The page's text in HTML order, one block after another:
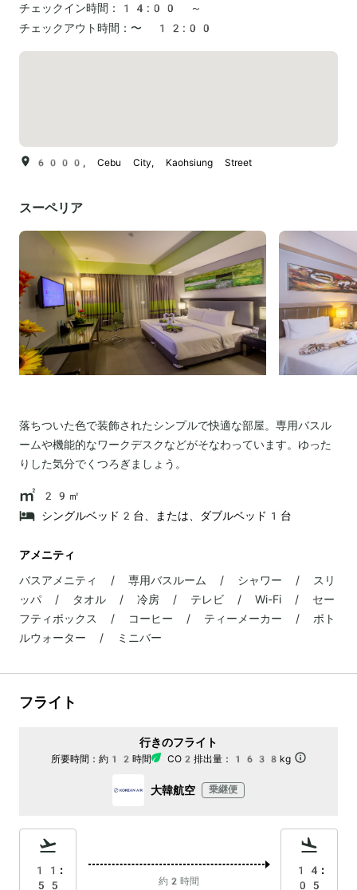
チェックイン時間：
14:00 ～
チェックアウト時間： 〜 12:00
6000, Cebu City, Kaohsiung Street
スーペリア
落ちついた色で装飾されたシンプルで快適な部屋。専用バスル
ームや機能的なワークデスクなどがそなわっています。ゆった
りした気分でくつろぎましょう。
29㎡
シングルベッド2台、または、ダブルベッド1台
アメニティ
バスアメニティ / 専用バスルーム / シャワー / スリ
ッパ / タオル / 冷房 / テレビ / Wi-Fi / セー
フティボックス / コーヒー / ティーメーカー / ボト
ルウォーター / ミニバー
フライト
行きのフライト
所要時間： 約12時間 CO2排出量： 1638kg
大韓航空 乗継便
11:
55
約2時間
14:
05